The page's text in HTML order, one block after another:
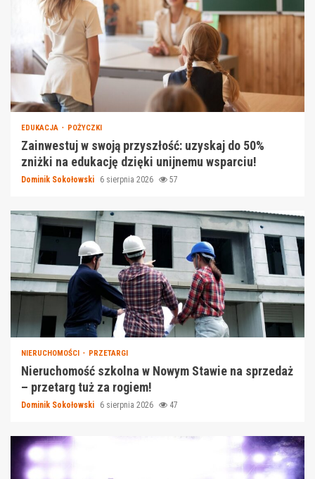
EDUKACJA POŻYCZKI
Zainwestuj w swoją przyszłość: uzyskaj do 50%
zniżki na edukację dzięki unijnemu wsparciu!
Dominik Sokołowski 6 sierpnia 2026 57
NIERUCHOMOŚCI PRZETARGI
Nieruchomość szkolna w Nowym Stawie na sprzedaż
– przetarg tuż za rogiem!
Dominik Sokołowski 6 sierpnia 2026 47